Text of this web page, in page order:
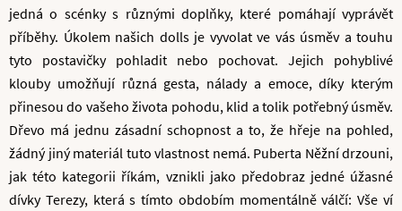
jedná o scénky s různými doplňky, které pomáhají vyprávět
příběhy. Úkolem našich dolls je vyvolat ve vás úsměv a touhu
tyto postavičky pohladit nebo pochovat. Jejich pohyblivé
klouby umožňují různá gesta, nálady a emoce, díky kterým
přinesou do vašeho života pohodu, klid a tolik potřebný úsměv.
Dřevo má jednu zásadní schopnost a to, že hřeje na pohled,
žádný jiný materiál tuto vlastnost nemá. Puberta Něžní drzouni,
jak této kategorii říkám, vznikli jako předobraz jedné úžasné
dívky Terezy, která s tímto obdobím momentálně válčí: Vše ví